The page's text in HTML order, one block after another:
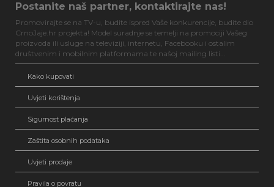
Postanite naš partner, kontaktirajte nas!
Promovirajte se na TV-u, budite ispred Vaše konkurencije, budite dio
CrnoJaje.hr projekta! Model suradnje se temelji na promociji Vašeg
proizvoda ili usluge na televiziji, internetu, Facebooku i ostalim
društvenim i mobilnim platformama te našoj mailing listi...
Kako kupovati
Uvjeti korištenja
Sigurnost plaćanja
Zaštita osobnih podataka
Uvjeti prodaje
Pravila o povratu